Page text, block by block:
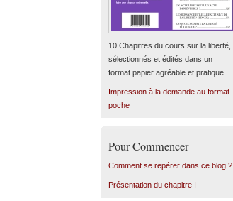
10 Chapitres du cours sur la liberté,
sélectionnés et édités dans un
format papier agréable et pratique.
Impression à la demande au format
poche
Pour Commencer
Comment se repérer dans ce blog ?
Présentation du chapitre I